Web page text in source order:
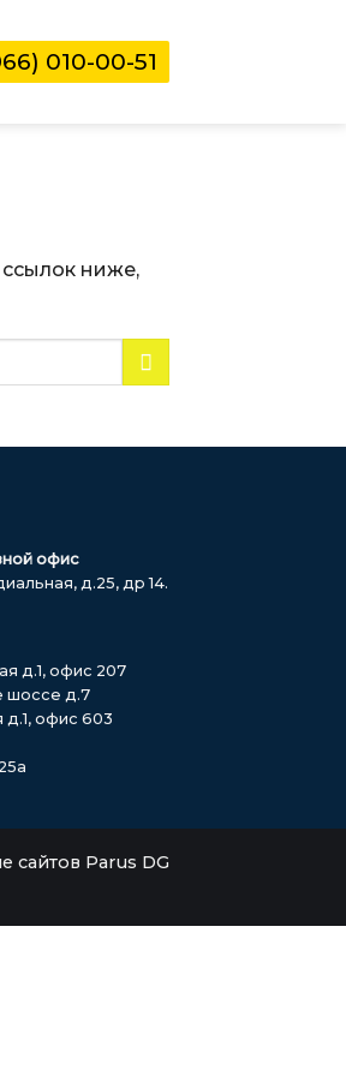
010-00-51
ниже,
офис
д.25, др 14.
д.1, офис 207
шоссе д.7
д.1, офис 603
Parus DG